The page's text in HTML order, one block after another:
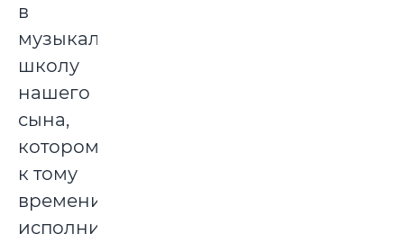
в
музыкальную
школу
нашего
сына,
которому
к тому
времени
исполнилось